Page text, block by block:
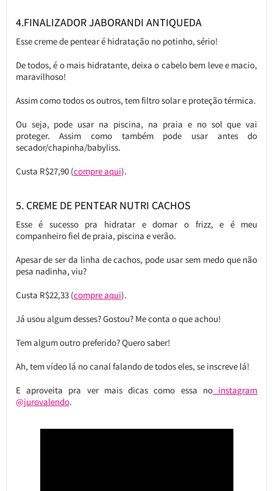
4.FINALIZADOR JABORANDI ANTIQUEDA
Esse creme de pentear é hidratação no potinho, sério!
De todos, é o mais hidratante, deixa o cabelo bem leve e macio,
maravilhoso!
Assim como todos os outros, tem filtro solar e proteção térmica.
Ou seja, pode usar na piscina, na praia e no sol que vai
proteger. Assim como também pode usar antes do
secador/chapinha/babyliss.
Custa R$27,90 (compre aqui).
5. CREME DE PENTEAR NUTRI CACHOS
Esse é sucesso pra hidratar e domar o frizz, e é meu
companheiro fiel de praia, piscina e verão.
Apesar de ser da linha de cachos, pode usar sem medo que não
pesa nadinha, viu?
Custa R$22,33 (compre aqui).
Já usou algum desses? Gostou? Me conta o que achou!
Tem algum outro preferido? Quero saber!
Ah, tem vídeo lá no canal falando de todos eles, se inscreve lá!
E aproveita pra ver mais dicas como essa no instagram
@jurovalendo.